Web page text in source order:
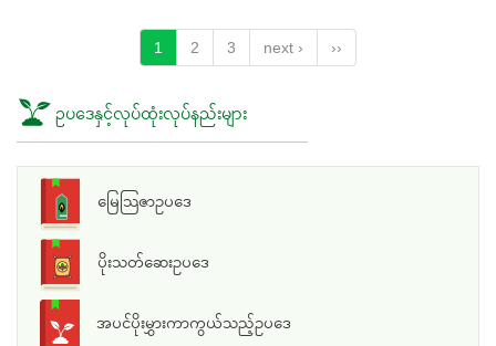
1 2 3 next › ››
ဥပဒေနှင့်လုပ်ထုံးလုပ်နည်းများ
မြေသြဇာဥပဒေ
ပိုးသတ်ဆေးဥပဒေ
အပင်ပိုးမွှားကာကွယ်သည့်ဥပဒေ